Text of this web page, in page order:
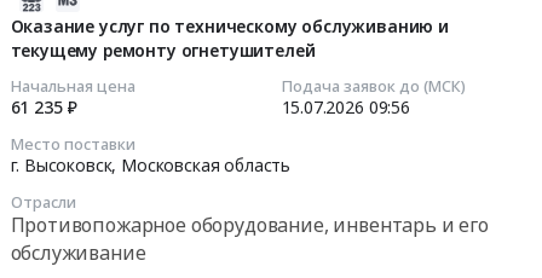
Товары для Спорта, Отдыха, Развлечений, Предметы
Искусства
Металлургическое производство
Химическая продукция
Лесообработка, Изделия из дерева
Сельское хозяйство
Оказание услуг по техническому обслуживанию и
текущему ремонту огнетушителей
Начальная цена
61 235 ₽
Подача заявок до (МСК)
15.07.2026 09:56
Место поставки
г. Высоковск, Московская область
Отрасли
Противопожарное оборудование, инвентарь и его
обслуживание